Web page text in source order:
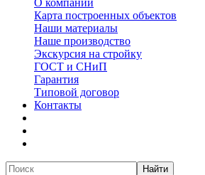
О компании
Карта построенных объектов
Наши материалы
Наше производство
Экскурсия на стройку
ГОСТ и СНиП
Гарантия
Типовой договор
Контакты
Найти